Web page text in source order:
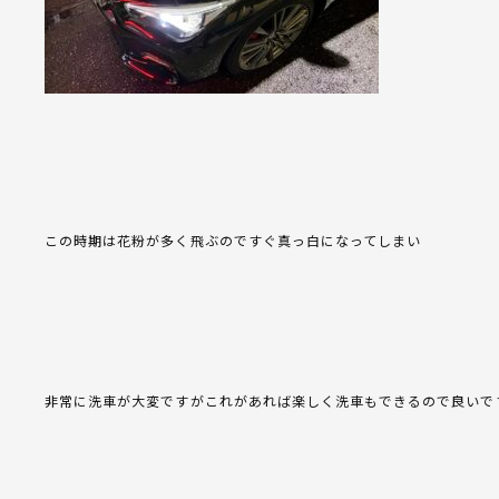
この時期は花粉が多く飛ぶのですぐ真っ白になってしまい
非常に洗車が大変ですがこれがあれば楽しく洗車もできるので良いで